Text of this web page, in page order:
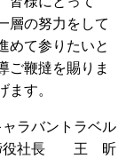
層の努力をして
めて参りたいと
ご鞭撻を賜りま
す。
ラバントラベル
役社長 王 昕